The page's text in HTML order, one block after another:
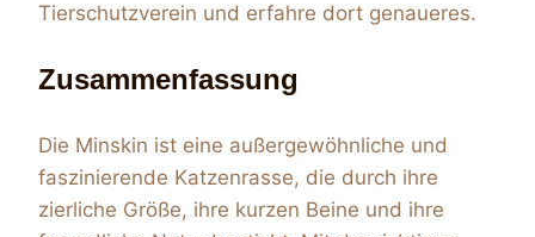
Tierschutzverein und erfahre dort genaueres.
Zusammenfassung
Die Minskin ist eine außergewöhnliche und
faszinierende Katzenrasse, die durch ihre
zierliche Größe, ihre kurzen Beine und ihre